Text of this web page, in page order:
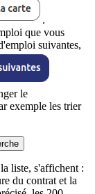
.
que vous
suivantes,
le
exemple les trier
liste, s'affichent :
du contrat et la